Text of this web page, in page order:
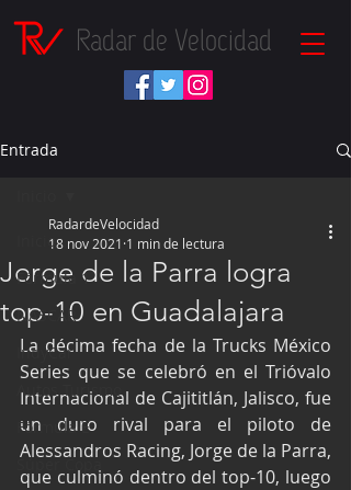
Radar de Velocidad
Entrada
Inicio
Fórmula 1
NASCAR
IndyCar
Autos Turismo
Fórmula E
Súper Copa
Jorge de la Parra logra
top-10 en Guadalajara
RadardeVelocidad
18 nov 2021 1 min de lectura
La décima fecha de la Trucks México
Series que se celebró en el Trióvalo
Internacional de Cajititlán, Jalisco, fue
un duro rival para el piloto de
Alessandros Racing, Jorge de la Parra,
que culminó dentro del top-10, luego